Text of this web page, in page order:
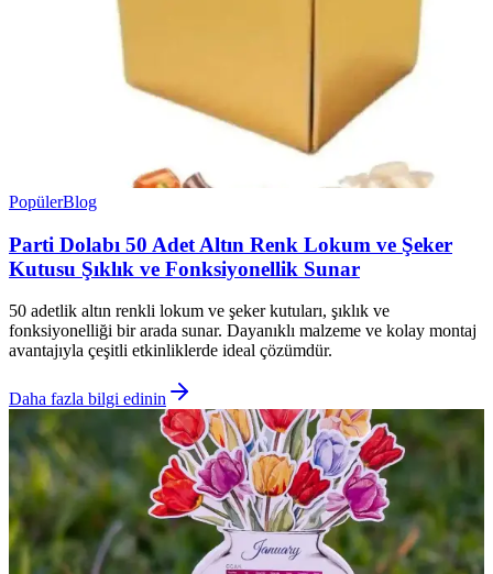
PopülerBlog
Parti Dolabı 50 Adet Altın Renk Lokum ve Şeker
Kutusu Şıklık ve Fonksiyonellik Sunar
50 adetlik altın renkli lokum ve şeker kutuları, şıklık ve
fonksiyonelliği bir arada sunar. Dayanıklı malzeme ve kolay montaj
avantajıyla çeşitli etkinliklerde ideal çözümdür.
Daha fazla bilgi edinin